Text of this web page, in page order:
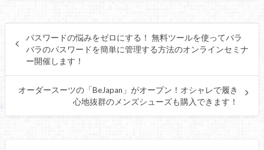
パスワードの悩みをゼロにする！ 無料ツールを使ってバラ
バラのパスワードを簡単に管理する方法のオンラインセミナ
ー開催します！
オーダースーツの「BeJapan」がオープン！オシャレで履き
心地抜群のメンズシューズも購入できます！